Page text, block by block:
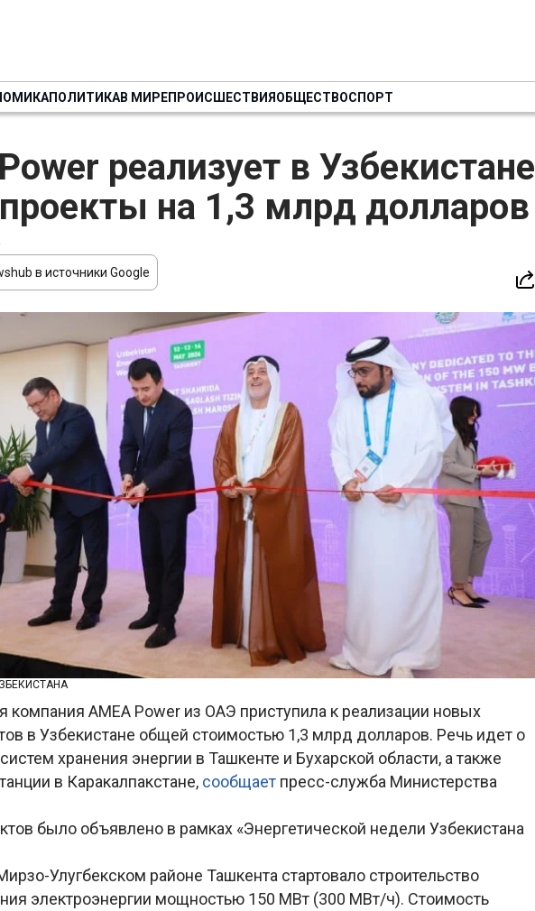
ПОЛИТИКАВ МИРЕПРОИСШЕСТВИЯОБЩЕСТВОСПОРТ
реализует в Узбекистане
на 1,3 млрд долларов
в источники Google
компания AMEA Power из ОАЭ приступила к реализации новых
в Узбекистане общей стоимостью 1,3 млрд долларов. Речь идет о
хранения энергии в Ташкенте и Бухарской области, а также
в Каракалпакстане, сообщает пресс-служба Министерства
было объявлено в рамках «Энергетической недели Узбекистана
Улугбекском районе Ташкента стартовало строительство
электроэнергии мощностью 150 МВт (300 МВт/ч). Стоимость